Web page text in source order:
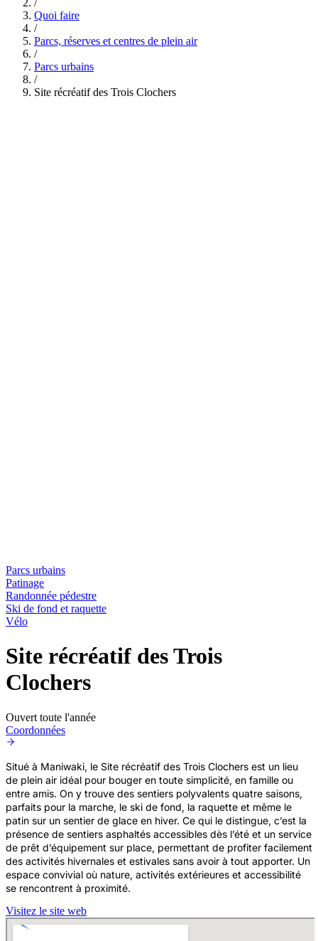
Quoi faire
/
Parcs, réserves et centres de plein air
/
Parcs urbains
/
Site récréatif des Trois Clochers
Parcs urbains
Patinage
Randonnée pédestre
Ski de fond et raquette
Vélo
Site récréatif des Trois
Clochers
Ouvert toute l'année
Coordonnées
Situé à Maniwaki, le Site récréatif des Trois Clochers est un lieu
de plein air idéal pour bouger en toute simplicité, en famille ou
entre amis. On y trouve des sentiers polyvalents quatre saisons,
parfaits pour la marche, le ski de fond, la raquette et même le
patin sur un sentier de glace en hiver. Ce qui le distingue, c’est la
présence de sentiers asphaltés accessibles dès l’été et un service
de prêt d’équipement sur place, permettant de profiter facilement
des activités hivernales et estivales sans avoir à tout apporter. Un
espace convivial où nature, activités extérieures et accessibilité
se rencontrent à proximité.
Visitez le site web